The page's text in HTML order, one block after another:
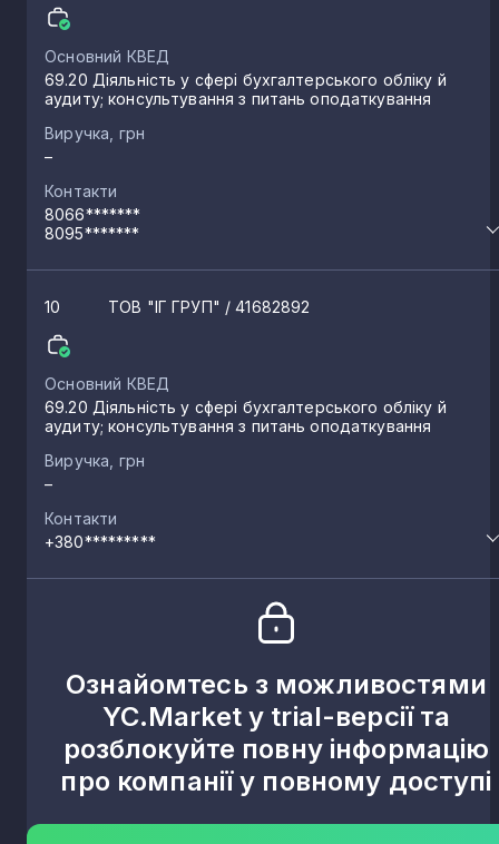
Основний КВЕД
69.20 Діяльність у сфері бухгалтерського обліку й
аудиту; консультування з питань оподаткування
Виручка, грн
–
Контакти
8066*******
8095*******
10 ТОВ "ІГ ГРУП" / 41682892
Основний КВЕД
69.20 Діяльність у сфері бухгалтерського обліку й
аудиту; консультування з питань оподаткування
Виручка, грн
–
Контакти
+380*********
Ознайомтесь з можливостями
YC.Market у trial-версії та
розблокуйте повну інформацію
про компанії у повному доступі